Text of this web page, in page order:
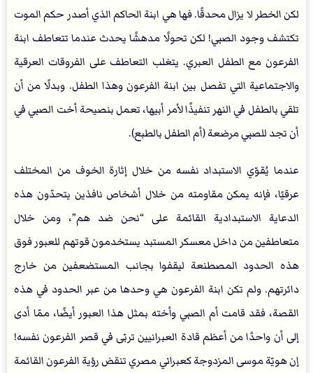
لكن الخطر لا يزال محدقًا. فها هي ابنة الحاكم الذي أصدر حكم الموت
تكتشف وجود الصبي! لكن تحولًا مدهشًا يحدث عندما تتعاطف ابنة
الفرعون مع الطفل العبري. يتغلب التعاطف على الفروقات العرقية
والاجتماعية التي تفصل بين ابنة الفرعون وهذا الطفل. وبدلًا من أن
تلقي بالطفل في النهر تنفيذًا لأمر أبيها، تعمل بنصيحة أخت الصبي في
أن تجد للصبي مرضعة (أم الطفل بالطبع).
عندما يُقوّي الاستبداد نفسه من خلال إثارة الخوف من المختلف
عرقيًا، فإنه يمكن مقاومته من خلال أشخاص نافذين يتحدّون هذه
الدعاية الاستبدادية القائمة على “نحن ضد هم”، ومن خلال
متعاطفين من داخل معسكر المستبد يستخدمون قوتهم للعبور فوق
هذه الحدود المصطنعة ليقفوا بجانب المستضعفين من خارج
دائرتهم. ولم تكن ابنة الفرعون هي وحدها من عبر الحدود في هذه
القصة، فقد قامت أم الصبي وأخته بمثل هذا العبور أيضًا، ممّا أدى
إلى أن واحدًا من أعظم قادة العبرانيين تربّى في قصر الفرعون نفسه!
إن هويّة موسى المزدوجة كعبراني مصري تنقض رؤية الفرعون القائمة